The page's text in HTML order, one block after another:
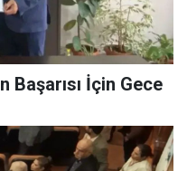
Başarısı İçin Gece